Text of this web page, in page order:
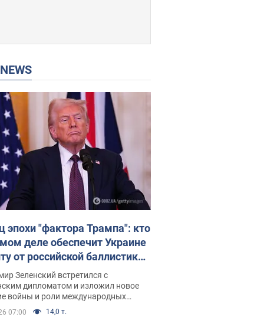
NEWS
эпохи "фактора Трампа": кто
деле обеспечит Украине
от российской баллистики.
с Безсмертным
Зеленский встретился с
дипломатом и изложил новое
войны и роли международных
в борьбе с Россией
07:00 14,0 т.